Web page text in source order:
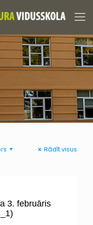
Rādīt visus
3. februāris